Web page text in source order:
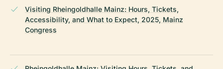
Visiting Rheingoldhalle Mainz: Hours, Tickets,
Accessibility, and What to Expect, 2025, Mainz
Congress